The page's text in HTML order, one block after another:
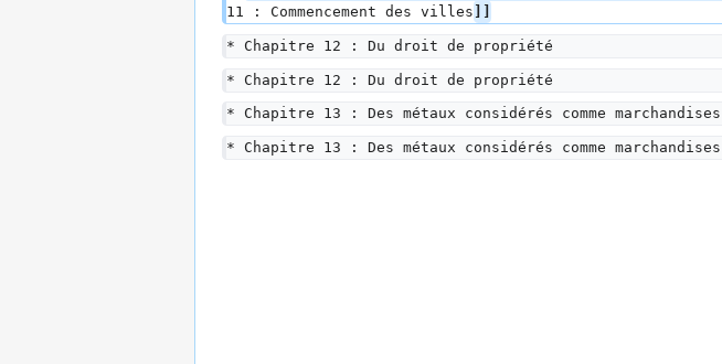
11 : Commencement des villes
* Chapitre 12 : Du droit de propriété
* Chapitre 12 : Du droit de propriété
* Chapitre 13 : Des métaux considérés comme marchandises
* Chapitre 13 : Des métaux considérés comme marchandises